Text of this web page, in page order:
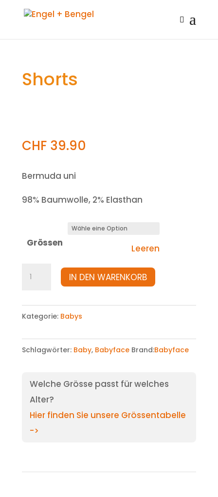
Shorts
CHF39.90
Bermuda uni
98% Baumwolle, 2% Elasthan
Grössen
Leeren
Shorts
IN DEN WARENKORB
Kategorie: Babys
Schlagwörter: Baby, Babyface Brand:Babyface
Welche Grösse passt für welches
Alter?
Hier finden Sie unsere Grössentabelle
->